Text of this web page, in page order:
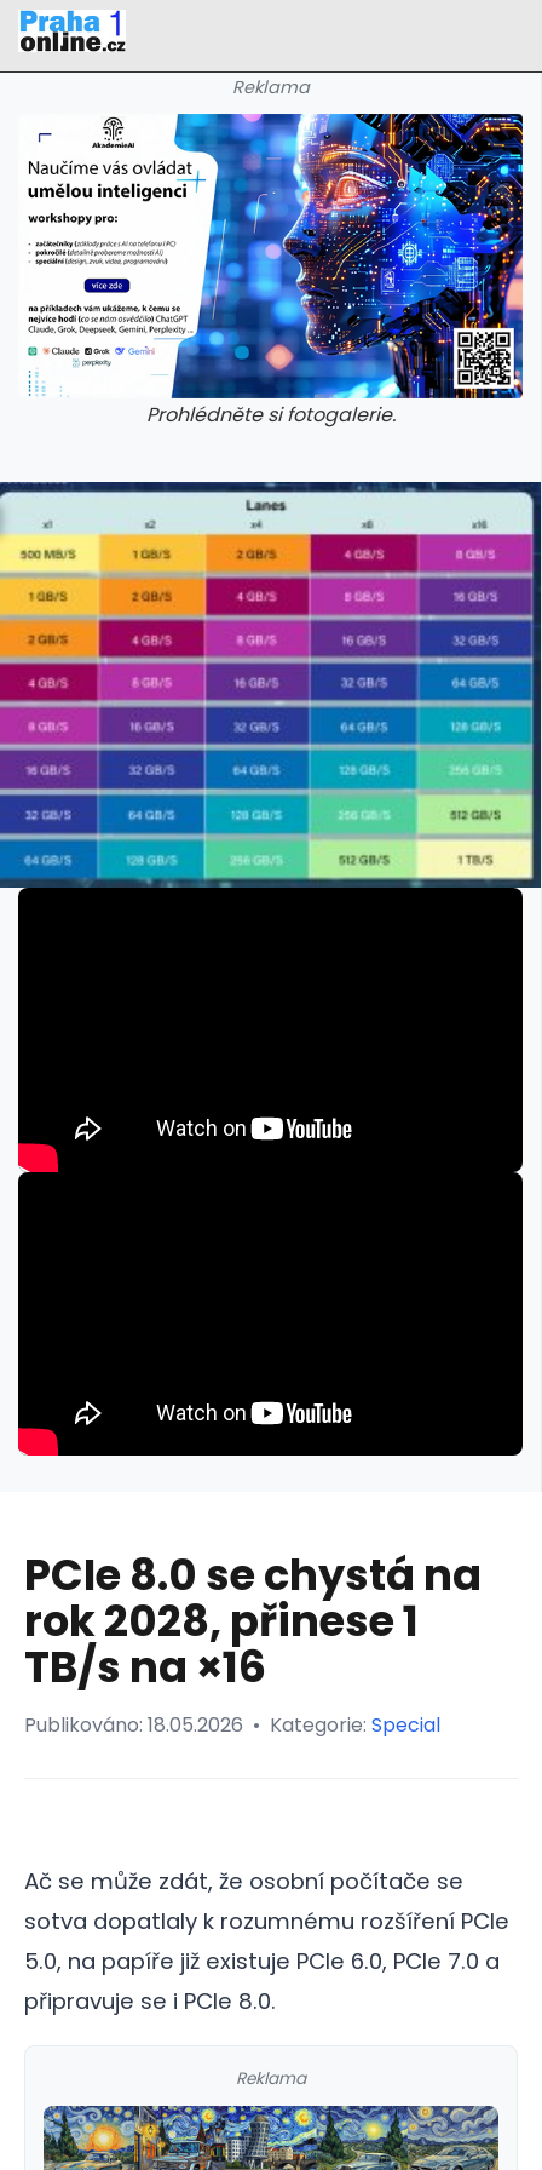
Reklama
Prohlédněte si fotogalerie.
PCIe 8.0 se chystá na
rok 2028, přinese 1
TB/s na ×16
Publikováno: 18.05.2026 • Kategorie: Special
Ač se může zdát, že osobní počítače se
sotva dopatlaly k rozumnému rozšíření PCIe
5.0, na papíře již existuje PCIe 6.0, PCIe 7.0 a
připravuje se i PCIe 8.0.
Reklama